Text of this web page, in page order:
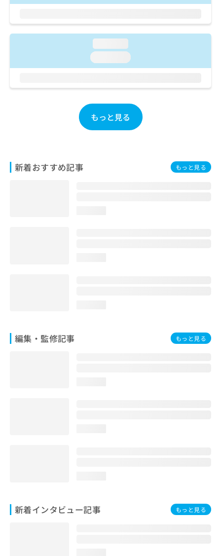
もっと見る
新着おすすめ記事 もっと見る
編集・監修記事 もっと見る
新着インタビュー記事 もっと見る
お
い
合
は
ち